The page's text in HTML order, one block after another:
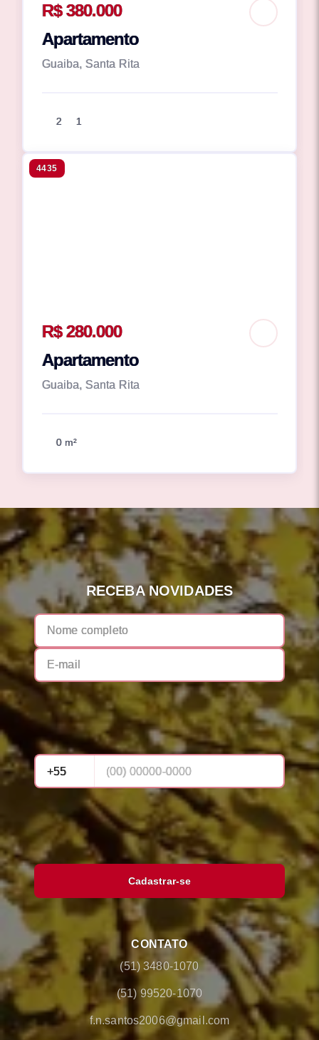
R$ 380.000
Apartamento
Guaiba, Santa Rita
2 1
4435
R$ 280.000
Apartamento
Guaiba, Santa Rita
0 m²
RECEBA NOVIDADES
Cadastrar-se
CONTATO
(51) 3480-1070
(51) 99520-1070
f.n.santos2006@gmail.com